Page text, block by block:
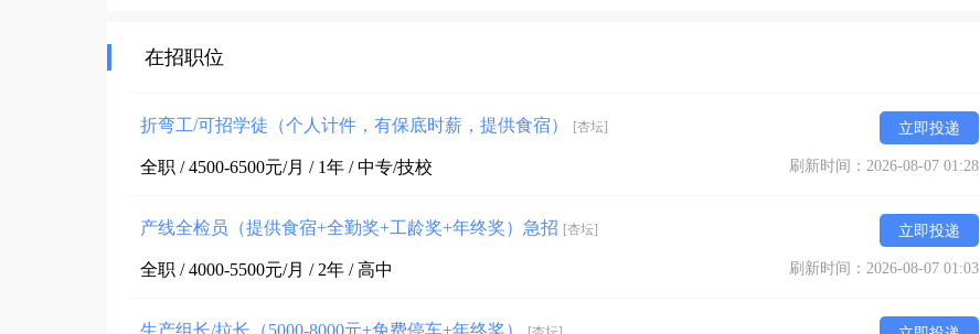
在招职位
折弯工/可招学徒（个人计件，有保底时薪，提供食宿） [杏坛] 立即投递
全职 / 4500-6500元/月 / 1年 / 中专/技校 刷新时间：2026-08-07 01:28
产线全检员（提供食宿+全勤奖+工龄奖+年终奖）急招 [杏坛] 立即投递
全职 / 4000-5500元/月 / 2年 / 高中 刷新时间：2026-08-07 01:03
生产组长/拉长（5000-8000元+免费停车+年终奖）